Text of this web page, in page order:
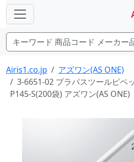
Airis1.co.jp
アズワン(AS ONE)
3-6651-02 プラパスツールピペ
P145-S(200袋) アズワン(AS ONE)